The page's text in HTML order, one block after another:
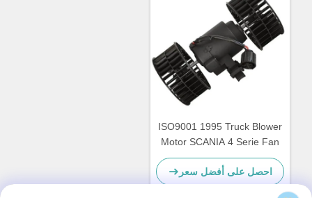
ISO9001 1995 Truck Blower
Motor SCANIA 4 Serie Fan
Motor OEM 0130111184
احصل على أفضل سعر